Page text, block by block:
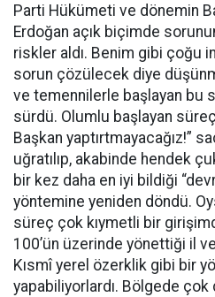
Parti Hükümeti ve dönemin
Erdoğan açık biçimde
riskler aldı. Benim gibi çoğu
sorun çözülecek diye
ve temennilerle başlayan bu
sürdü. Olumlu başlayan süreç
Başkan yaptırtmayacağız!”
uğratılıp, akabinde hendek
bir kez daha en iyi bildiği
yöntemine yeniden döndü.
süreç çok kıymetli bir
100’ün üzerinde yönettiği il
Kısmî yerel özerklik gibi bir
yapabiliyorlardı. Bölgede